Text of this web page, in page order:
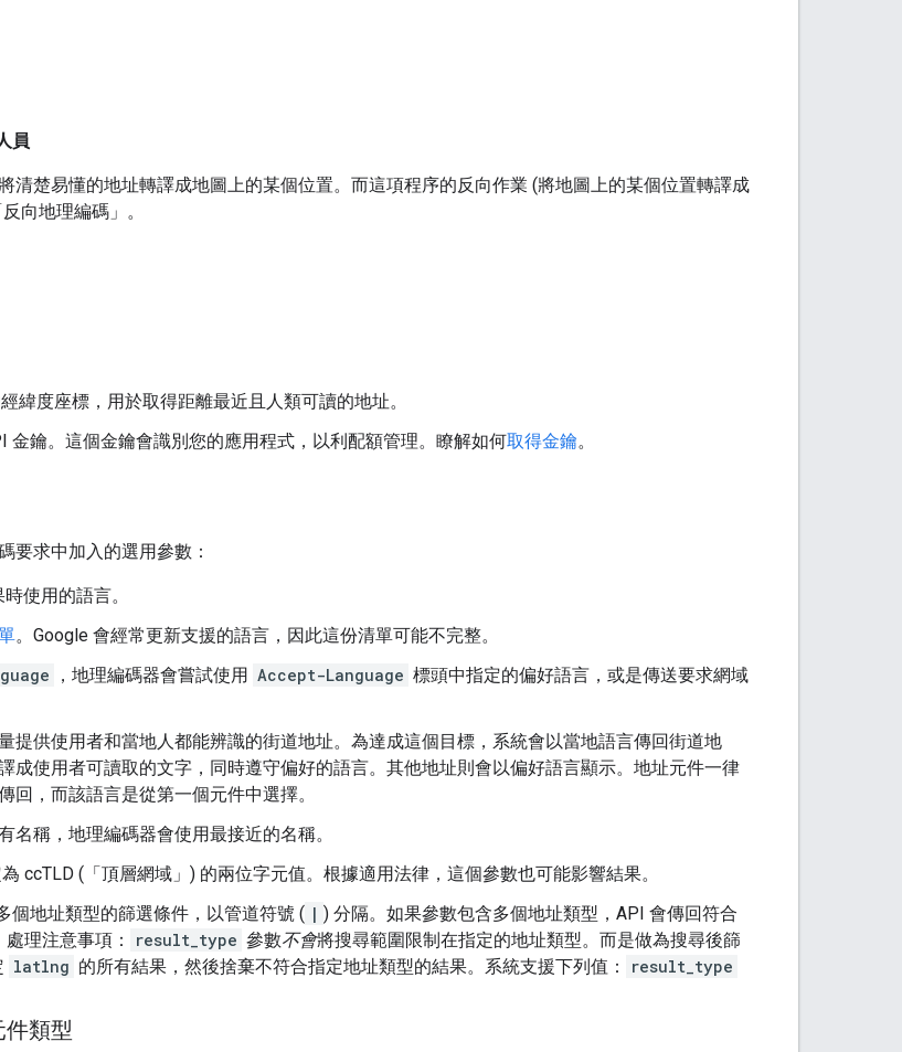
員
清楚易懂的地址轉譯成地圖上的某個位置。而這項程序的反向作業 (將地圖上的某個位置轉譯成
向地理編碼」 。
緯度座標，用於取得距離最近且人類可讀的地址。
金鑰。這個金鑰會識別您的應用程式，以利配額管理。瞭解如何取得金鑰。
要求中加入的選用參數：
時使用的語言。
。Google 會經常更新支援的語言，因此這份清單可能不完整。
，地理編碼器會嘗試使用 Accept-Language 標頭中指定的偏好語言，或是傳送要求網域
提供使用者和當地人都能辨識的街道地址。為達成這個目標，系統會以當地語言傳回街道地
成使用者可讀取的文字，同時遵守偏好的語言。其他地址則會以偏好語言顯示。地址元件一律
回，而該語言是從第一個元件中選擇。
名稱，地理編碼器會使用最接近的名稱。
為 ccTLD (「頂層網域」) 的兩位字元值。根據適用法律，這個參數也可能影響結果。
個地址類型的篩選條件，以管道符號 ( | ) 分隔。如果參數包含多個地址類型，API 會傳回符合
處理注意事項：
result_type 參數不會將搜尋範圍限制在指定的地址類型。而是做為搜尋後篩
latlng 的所有結果，然後捨棄不符合指定地址類型的結果。系統支援下列值： result_type
件類型